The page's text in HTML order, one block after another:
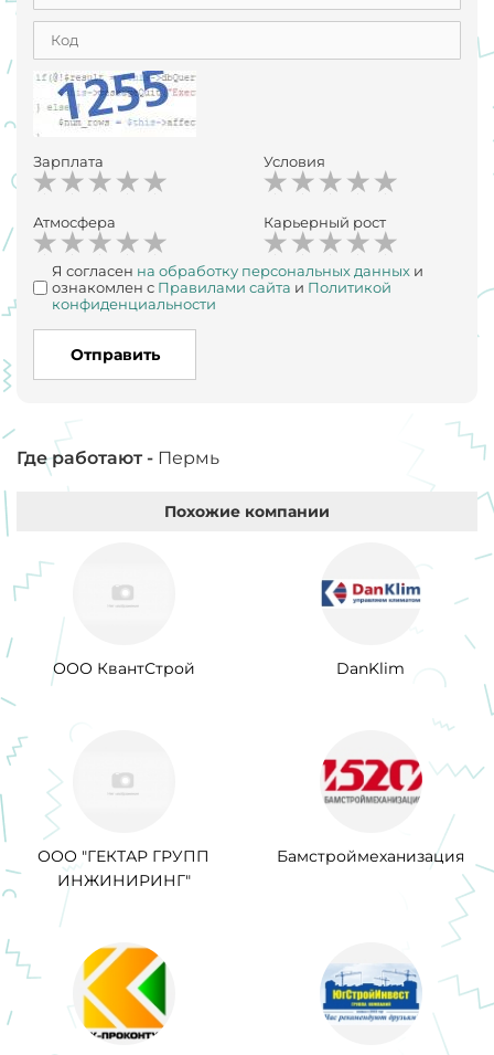
Зарплата Условия
Атмосфера Карьерный рост
Я согласен на обработку персональных данных и
ознакомлен с Правилами сайта и Политикой
конфиденциальности
Отправить
Где работают - Пермь
Похожие компании
ООО КвантСтрой DanKlim
ООО "ГЕКТАР ГРУПП
ИНЖИНИРИНГ"
Бамстроймеханизация